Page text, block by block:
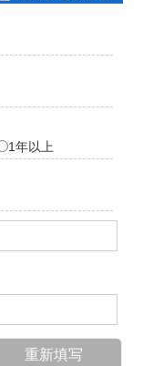
1年以上